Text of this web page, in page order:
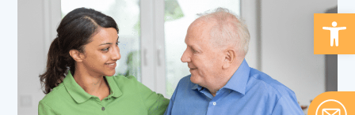
Ouvrir la barre d’outils